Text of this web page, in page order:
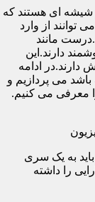
ای هستند که
توانند از وارد
مانند
دارند.این
ادامه
می پردازیم و
معرفی می کنیم.
به یک سری
را داشته